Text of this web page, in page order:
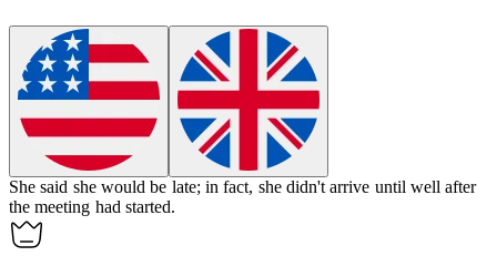
She said she would be late; in fact, she didn't arrive until well after
the meeting had started.